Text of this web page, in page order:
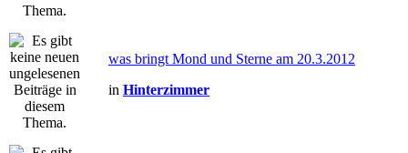
was bringt Mond und Sterne am 20.3.2012
in Hinterzimmer